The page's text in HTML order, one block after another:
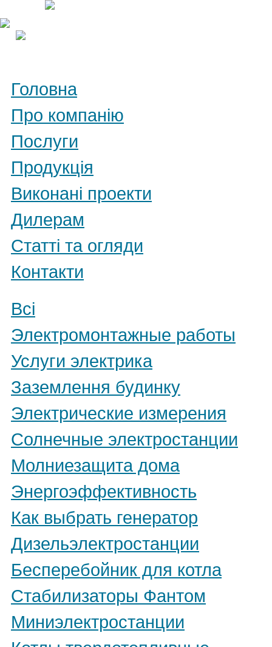
Головна
Про компанію
Послуги
Продукція
Виконані проекти
Дилерам
Статті та огляди
Контакти
Всі
Электромонтажные работы
Услуги электрика
Заземлення будинку
Электрические измерения
Солнечные электростанции
Молниезащита дома
Энергоэффективность
Как выбрать генератор
Дизельэлектростанции
Бесперебойник для котла
Стабилизаторы Фантом
Миниэлектростанции